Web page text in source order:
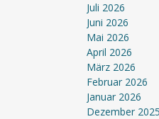
Juli 2026
Juni 2026
Mai 2026
April 2026
März 2026
Februar 2026
Januar 2026
Dezember 2025